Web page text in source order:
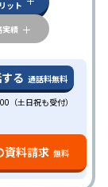
ライン対応
講可発達障害
ット
実績
る 通話料無料
（土日祝も受付）
資料請求 無料